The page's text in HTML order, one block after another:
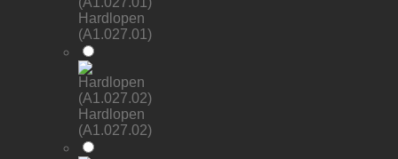
Hardlopen
(A1.027.01)
Hardlopen
(A1.027.02)